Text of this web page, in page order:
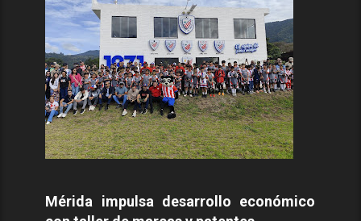
Mérida impulsa desarrollo económico